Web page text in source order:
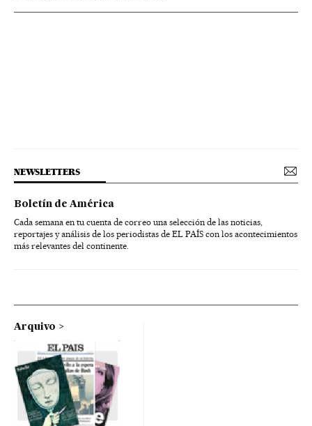
NEWSLETTERS
Boletín de América
Cada semana en tu cuenta de correo una selección de las noticias,
reportajes y análisis de los periodistas de EL PAÍS con los acontecimientos
más relevantes del continente.
Arquivo